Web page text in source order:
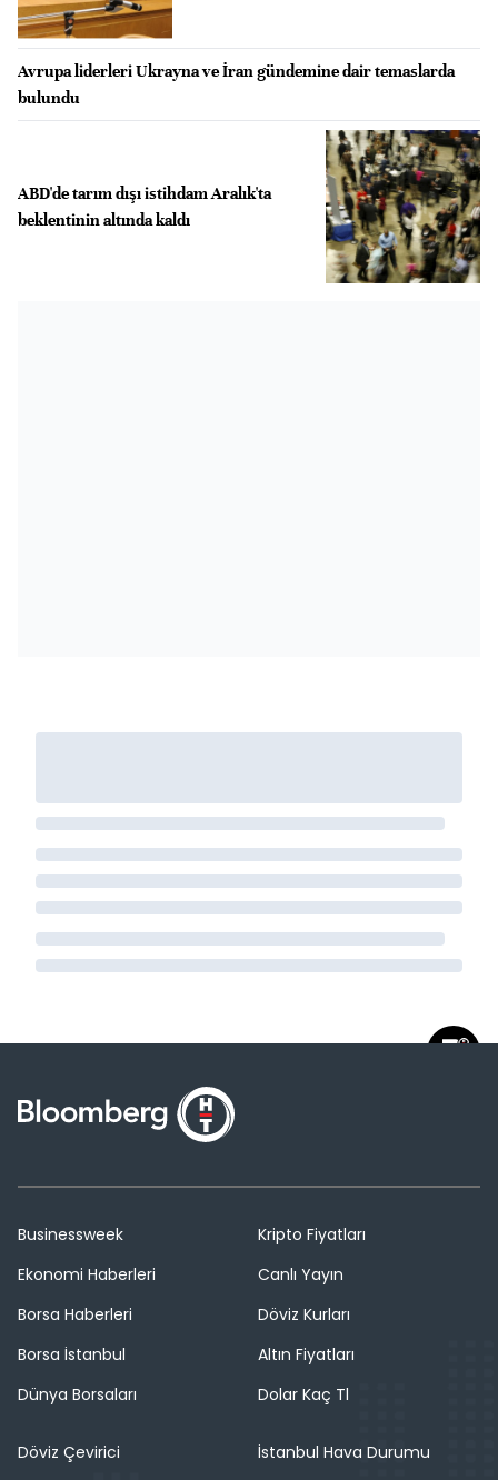
Avrupa liderleri Ukrayna ve İran gündemine dair temaslarda
bulundu
ABD'de tarım dışı istihdam Aralık'ta
beklentinin altında kaldı
Businessweek
Ekonomi Haberleri
Borsa Haberleri
Borsa İstanbul
Dünya Borsaları
Kripto Fiyatları
Canlı Yayın
Döviz Kurları
Altın Fiyatları
Dolar Kaç Tl
Döviz Çevirici
İstanbul Hava Durumu